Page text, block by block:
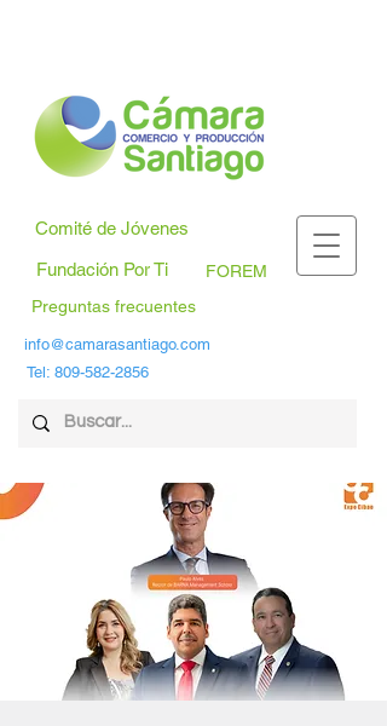
Tel: 809-582-2856
info@camarasantiago.com
FOREM
Comité de Jóvenes
Fundación Por Ti
Preguntas frecuentes